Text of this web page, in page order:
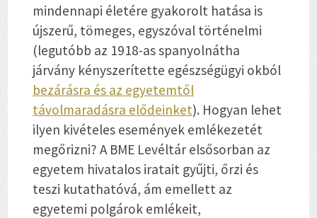
mindennapi életére gyakorolt hatása is
újszerű, tömeges, egyszóval történelmi
(legutóbb az 1918-as spanyolnátha
járvány kényszerítette egészségügyi okból
bezárásra és az egyetemtől
távolmaradásra elődeinket). Hogyan lehet
ilyen kivételes események emlékezetét
megőrizni? A BME Levéltár elsősorban az
egyetem hivatalos iratait gyűjti, őrzi és
teszi kutathatóvá, ám emellett az
egyetemi polgárok emlékeit,